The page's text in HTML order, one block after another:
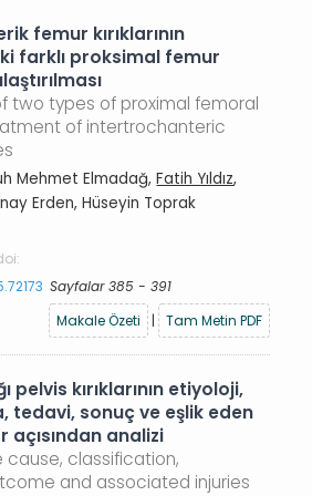
femur kırıklarının
farklı proksimal femur
two types of proximal femoral
of intertrochanteric
Mehmet Elmadağ,Fatih Yıldız,
Erden, Hüseyin Toprak
Sayfalar 385 - 391
Makale Özeti
| Tam Metin PDF
pelvis kırıklarının etiyoloji,
tedavi, sonuç ve eşlik eden
analizi
cause, classification,
and associated injuries